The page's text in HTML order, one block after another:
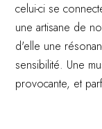
celui-ci se
une artisane de
d'elle une
sensibilité. Une
provocante, et